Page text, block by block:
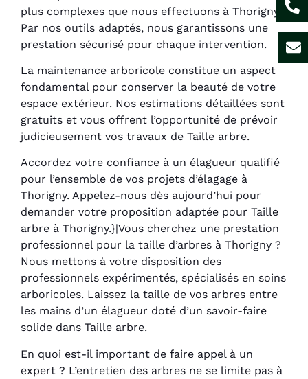
plus complexes que nous effectuons à Thorigny.
Par nos outils adaptés, nous garantissons une
prestation sécurisé pour chaque intervention.
La maintenance arboricole constitue un aspect
fondamental pour conserver la beauté de votre
espace extérieur. Nos estimations détaillées sont
gratuits et vous offrent l’opportunité de prévoir
judicieusement vos travaux de Taille arbre.
Accordez votre confiance à un élagueur qualifié
pour l’ensemble de vos projets d’élagage à
Thorigny. Appelez-nous dès aujourd’hui pour
demander votre proposition adaptée pour Taille
arbre à Thorigny.}|Vous cherchez une prestation
professionnel pour la taille d’arbres à Thorigny ?
Nous mettons à votre disposition des
professionnels expérimentés, spécialisés en soins
arboricoles. Laissez la taille de vos arbres entre
les mains d’un élagueur doté d’un savoir-faire
solide dans Taille arbre.
En quoi est-il important de faire appel à un
expert ? L’entretien des arbres ne se limite pas à